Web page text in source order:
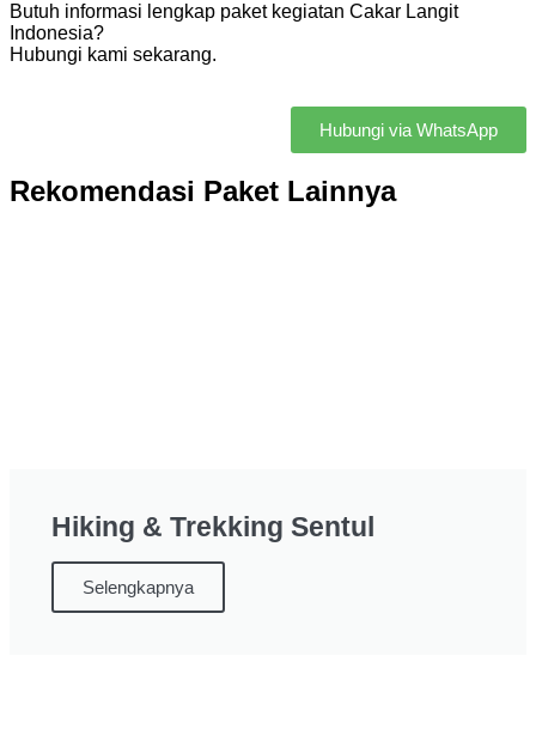
Butuh informasi lengkap paket kegiatan Cakar Langit
Indonesia?
Hubungi kami sekarang.
Hubungi via WhatsApp
Rekomendasi Paket Lainnya
Hiking & Trekking Sentul
Selengkapnya